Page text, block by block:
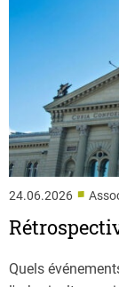
24.06.2026 ■
Quels